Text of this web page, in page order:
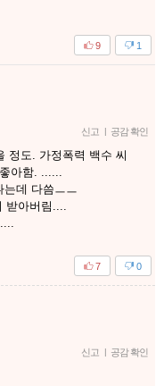
1
9
신고 | 공감 확인
정도. 가정폭력 백수 씨
아함. ......
는데 다씀ㅡㅡ
받아버림....
0
7
신고 | 공감 확인